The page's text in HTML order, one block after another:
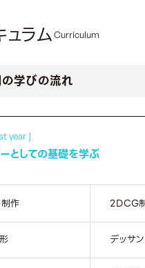
ュラムCurriculum
学びの流れ
year ]
としての基礎を学ぶ
作 2DCG
デッサン